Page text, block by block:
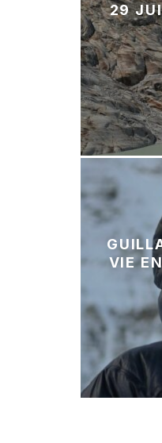
29
VIE